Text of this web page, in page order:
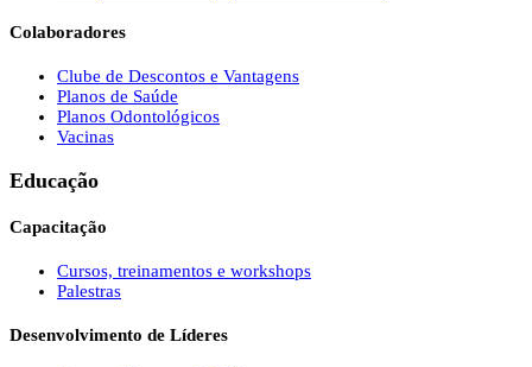
Colaboradores
Clube de Descontos e Vantagens
Planos de Saúde
Planos Odontológicos
Vacinas
Educação
Capacitação
Cursos, treinamentos e workshops
Palestras
Desenvolvimento de Líderes